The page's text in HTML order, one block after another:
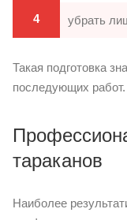
4 убрать
Такая подготовка
последующих работ.
тараканов
Наиболее